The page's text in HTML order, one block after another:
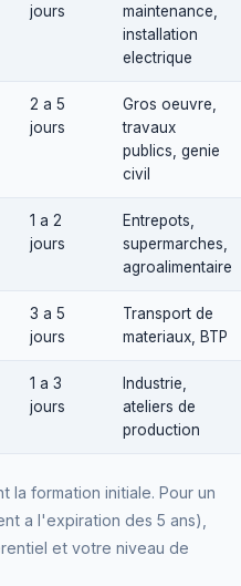
jours
maintenance,
installation
electrique
2 a 5
jours
Gros oeuvre,
travaux
publics, genie
civil
1 a 2
jours
Entrepots,
supermarches,
agroalimentaire
3 a 5
jours
Transport de
materiaux, BTP
1 a 3
jours
Industrie,
ateliers de
production
la formation initiale. Pour un
a l'expiration des 5 ans),
et votre niveau de